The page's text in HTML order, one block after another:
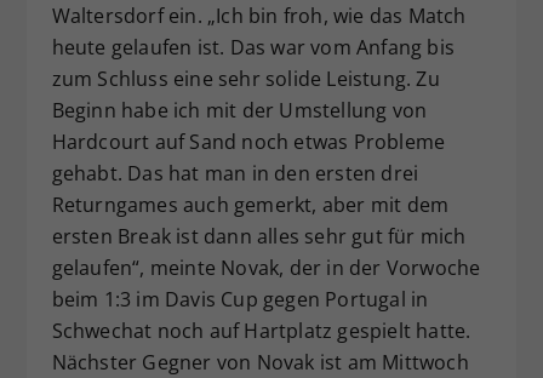
Waltersdorf ein. „Ich bin froh, wie das Match
heute gelaufen ist. Das war vom Anfang bis
zum Schluss eine sehr solide Leistung. Zu
Beginn habe ich mit der Umstellung von
Hardcourt auf Sand noch etwas Probleme
gehabt. Das hat man in den ersten drei
Returngames auch gemerkt, aber mit dem
ersten Break ist dann alles sehr gut für mich
gelaufen“, meinte Novak, der in der Vorwoche
beim 1:3 im Davis Cup gegen Portugal in
Schwechat noch auf Hartplatz gespielt hatte.
Nächster Gegner von Novak ist am Mittwoch